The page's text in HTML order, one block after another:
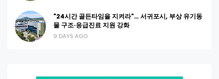
"24시간 골든타임을 지켜라"… 서귀포시, 부상 유기동
물 구조·응급진료 지원 강화
9 DAYS AGO